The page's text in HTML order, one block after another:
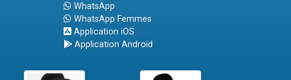
WhatsApp
WhatsApp Femmes
Application iOS
Application Android